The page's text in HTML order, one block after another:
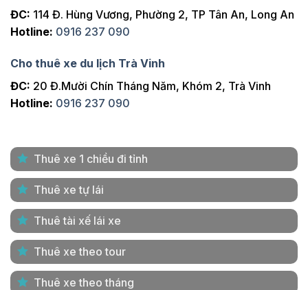
ĐC: 114 Đ. Hùng Vương, Phường 2, TP Tân An, Long An
Hotline: 0916 237 090
Cho thuê xe du lịch Trà Vinh
ĐC: 20 Đ.Mười Chín Tháng Năm, Khóm 2, Trà Vinh
Hotline: 0916 237 090
Thuê xe 1 chiều đi tỉnh
Thuê xe tự lái
Thuê tài xế lái xe
Thuê xe theo tour
Thuê xe theo tháng